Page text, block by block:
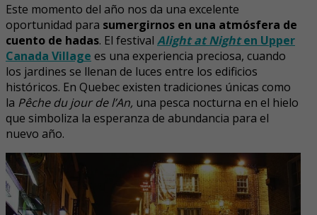
Este momento del año nos da una excelente
oportunidad para sumergirnos en una atmósfera de
cuento de hadas. El festival Alight at Nighten Upper
Canada Village es una experiencia preciosa, cuando
los jardines se llenan de luces entre los edificios
históricos. En Quebec existen tradiciones únicas como
la Pêche du jour de l’An, una pesca nocturna en el hielo
que simboliza la esperanza de abundancia para el
nuevo año.